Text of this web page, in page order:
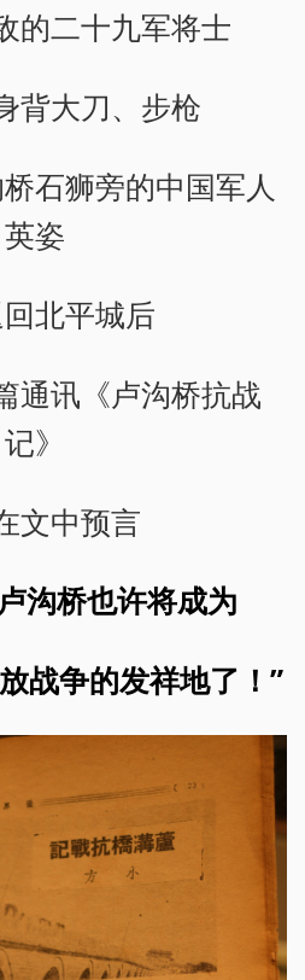
的二十九军将士
背大刀、步枪
石狮旁的中国军人
英姿
北平城后
通讯《卢沟桥抗战
记》
文中预言
沟桥也许将成为
战争的发祥地了！”